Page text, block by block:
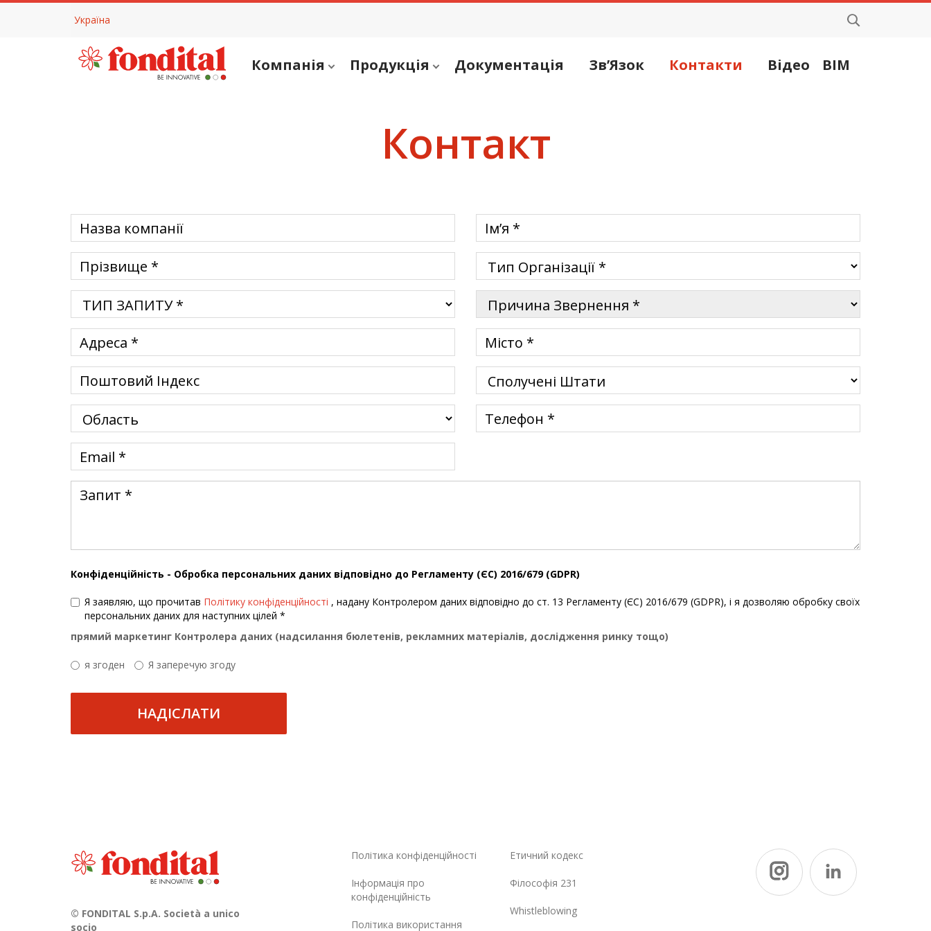
Україна
Компанія Продукція Документація Зв’Язок Контакти Відео BIM
Контакт
Конфіденційність - Обробка персональних даних відповідно до Регламенту (ЄС) 2016/679 (GDPR)
Я заявляю, що прочитав Політику конфіденційності , надану Контролером даних відповідно до ст. 13 Регламенту (ЄС) 2016/679 (GDPR), і я дозволяю обробку своїх
персональних даних для наступних цілей *
прямий маркетинг Контролера даних (надсилання бюлетенів, рекламних матеріалів, дослідження ринку тощо)
я згоден Я заперечую згоду
НАДІСЛАТИ
© FONDITAL S.p.A. Società a unico
socio
Політика конфіденційності
Інформація про
конфіденційність
Політика використання
Етичний кодекс
Філософія 231
Whistleblowing